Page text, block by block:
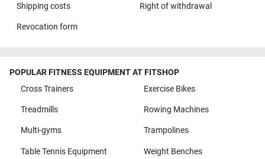
Shipping costs Right of withdrawal
Revocation form
POPULAR FITNESS EQUIPMENT AT FITSHOP
Cross Trainers
Exercise Bikes
Treadmills Rowing Machines
Multi-gyms Trampolines
Table Tennis Equipment Weight Benches